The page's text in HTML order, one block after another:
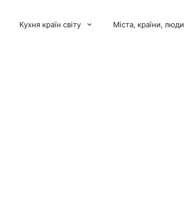
Кухня країн світу Міста, країни, люди